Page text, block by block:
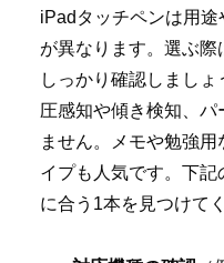
iPadタッチペンは用
が異なります。選ぶ
しっかり確認しまし
圧感知や傾き検知、
ません。メモや勉強
イプも人気です。下
に合う1本を見つけて